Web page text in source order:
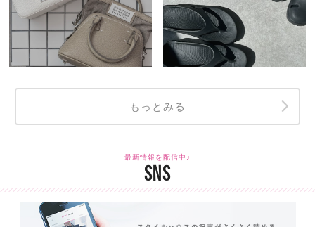
もっとみる
最新情報を配信中♪
SNS